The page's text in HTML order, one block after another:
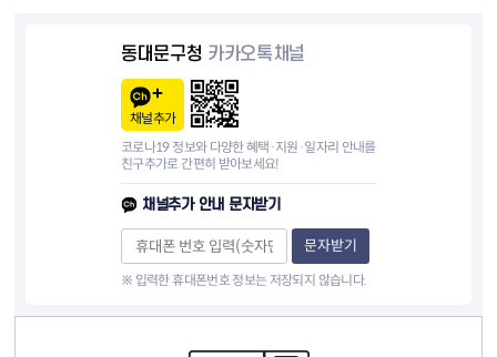
동대문구청 카카오톡채널
채널추가
코로나19 정보와 다양한 혜택·지원·일자리 안내를
친구추가로 간편히 받아보세요!
채널추가 안내 문자받기
문자받기
※ 입력한 휴대폰번호 정보는 저장되지 않습니다.